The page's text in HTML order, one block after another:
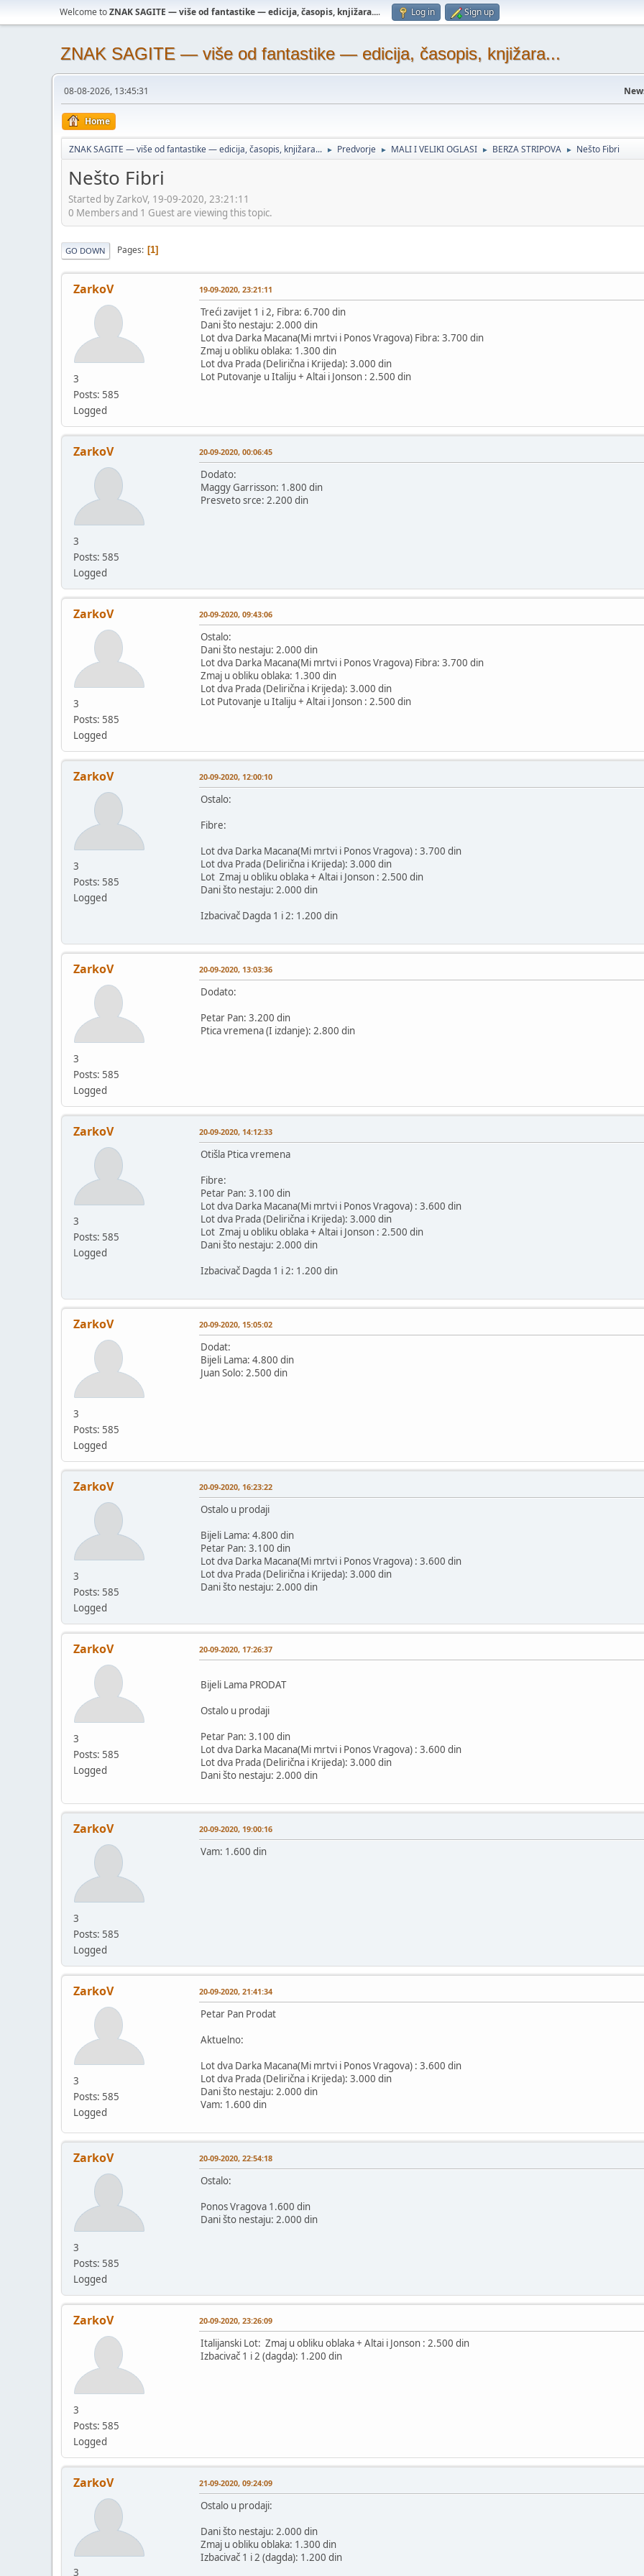
Welcome toZNAK SAGITE — više od fantastike — edicija, časopis, knjižara.... Log in Sign up
ZNAK SAGITE — više od fantastike — edicija, časopis, knjižara...
08-08-2026, 13:45:31
Home
ZNAK SAGITE — više od fantastike — edicija, časopis, knjižara... ► Predvorje ► MALI I VELIKI OGLASI ► BERZA STRIPOVA ► Nešto Fibri
Nešto Fibri
Started by ZarkoV, 19-09-2020, 23:21:11
0 Members and 1 Guest are viewing this topic.
GO DOWN Pages 1
ZarkoV
3
Posts: 585
Logged
19-09-2020, 23:21:11
Treći zavijet 1 i 2, Fibra: 6.700 din
Dani što nestaju: 2.000 din
Lot dva Darka Macana(Mi mrtvi i Ponos Vragova) Fibra: 3.700 din
Zmaj u obliku oblaka: 1.300 din
Lot dva Prada (Delirična i Krijeda): 3.000 din
Lot Putovanje u Italiju + Altai i Jonson : 2.500 din
ZarkoV
3
Posts: 585
Logged
20-09-2020, 00:06:45
Dodato:
Maggy Garrisson: 1.800 din
Presveto srce: 2.200 din
ZarkoV
3
Posts: 585
Logged
20-09-2020, 09:43:06
Ostalo:
Dani što nestaju: 2.000 din
Lot dva Darka Macana(Mi mrtvi i Ponos Vragova) Fibra: 3.700 din
Zmaj u obliku oblaka: 1.300 din
Lot dva Prada (Delirična i Krijeda): 3.000 din
Lot Putovanje u Italiju + Altai i Jonson : 2.500 din
ZarkoV
3
Posts: 585
Logged
20-09-2020, 12:00:10
Ostalo:
Fibre:
Lot dva Darka Macana(Mi mrtvi i Ponos Vragova) : 3.700 din
Lot dva Prada (Delirična i Krijeda): 3.000 din
Lot Zmaj u obliku oblaka + Altai i Jonson : 2.500 din
Dani što nestaju: 2.000 din
Izbacivač Dagda 1 i 2: 1.200 din
ZarkoV
3
Posts: 585
Logged
20-09-2020, 13:03:36
Dodato:
Petar Pan: 3.200 din
Ptica vremena (I izdanje): 2.800 din
ZarkoV
3
Posts: 585
Logged
20-09-2020, 14:12:33
Otišla Ptica vremena
Fibre:
Petar Pan: 3.100 din
Lot dva Darka Macana(Mi mrtvi i Ponos Vragova) : 3.600 din
Lot dva Prada (Delirična i Krijeda): 3.000 din
Lot Zmaj u obliku oblaka + Altai i Jonson : 2.500 din
Dani što nestaju: 2.000 din
Izbacivač Dagda 1 i 2: 1.200 din
ZarkoV
3
Posts: 585
Logged
20-09-2020, 15:05:02
Dodat:
Bijeli Lama: 4.800 din
Juan Solo: 2.500 din
ZarkoV
3
Posts: 585
Logged
20-09-2020, 16:23:22
Ostalo u prodaji
Bijeli Lama: 4.800 din
Petar Pan: 3.100 din
Lot dva Darka Macana(Mi mrtvi i Ponos Vragova) : 3.600 din
Lot dva Prada (Delirična i Krijeda): 3.000 din
Dani što nestaju: 2.000 din
ZarkoV
3
Posts: 585
Logged
20-09-2020, 17:26:37
Bijeli Lama PRODAT
Ostalo u prodaji
Petar Pan: 3.100 din
Lot dva Darka Macana(Mi mrtvi i Ponos Vragova) : 3.600 din
Lot dva Prada (Delirična i Krijeda): 3.000 din
Dani što nestaju: 2.000 din
ZarkoV
3
Posts: 585
Logged
20-09-2020, 19:00:16
Vam: 1.600 din
ZarkoV
3
Posts: 585
Logged
20-09-2020, 21:41:34
Petar Pan Prodat
Aktuelno:
Lot dva Darka Macana(Mi mrtvi i Ponos Vragova) : 3.600 din
Lot dva Prada (Delirična i Krijeda): 3.000 din
Dani što nestaju: 2.000 din
Vam: 1.600 din
ZarkoV
3
Posts: 585
Logged
20-09-2020, 22:54:18
Ostalo:
Ponos Vragova 1.600 din
Dani što nestaju: 2.000 din
ZarkoV
3
Posts: 585
Logged
20-09-2020, 23:26:09
Italijanski Lot: Zmaj u obliku oblaka + Altai i Jonson : 2.500 din
Izbacivač 1 i 2 (dagda): 1.200 din
ZarkoV
3
21-09-2020, 09:24:09
Ostalo u prodaji:
Dani što nestaju: 2.000 din
Zmaj u obliku oblaka: 1.300 din
Izbacivač 1 i 2 (dagda): 1.200 din